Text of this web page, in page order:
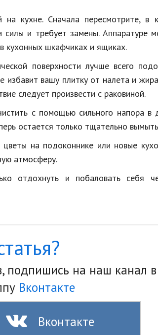
кухне. Сначала пересмотрите, в
силы и требует замены. Аппаратуре
кухонных шкафчиках и ящиках.
поверхности лучше всего
избавит вашу плитку от налета и
следует произвести с раковиной.
с помощью сильного напора в
остается только тщательно
на подоконнике или новые
атмосферу.
отдохнуть и побаловать себя
подпишись на наш канал в
Вконтакте
Вконтакте